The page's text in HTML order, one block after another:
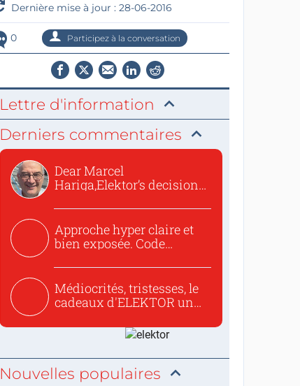
Dernière mise à jour : 28-06-2016
0 Participez à la conversation
Lettre d'information
Derniers commentaires
Dear Marcel
Hariga,Elektor’s decision
Approche hyper claire et
bien exposée. Code
Médiocrités, tristesses, le
cadeaux d'ELEKTOR un
Nouvelles populaires